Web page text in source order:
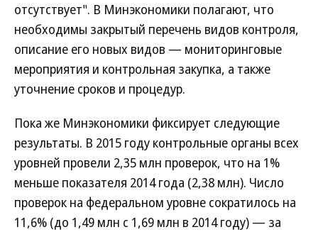
отсутствует". В Минэкономики полагают, что
необходимы закрытый перечень видов контроля,
описание его новых видов — мониторинговые
мероприятия и контрольная закупка, а также
уточнение сроков и процедур.
Пока же Минэкономики фиксирует следующие
результаты. В 2015 году контрольные органы всех
уровней провели 2,35 млн проверок, что на 1%
меньше показателя 2014 года (2,38 млн). Число
проверок на федеральном уровне сократилось на
11,6% (до 1,49 млн с 1,69 млн в 2014 году) — за